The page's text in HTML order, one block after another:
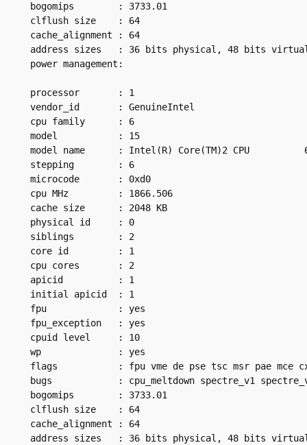
bogomips        : 3733.01
clflush size    : 64
cache_alignment : 64
address sizes   : 36 bits physical, 48 bits
power management:
processor       : 1
vendor_id       : GenuineIntel
cpu family      : 6
model           : 15
model name      : Intel(R) Core(TM)2 CPU
stepping        : 6
microcode       : 0xd0
cpu MHz         : 1866.506
cache size      : 2048 KB
physical id     : 0
siblings        : 2
core id         : 1
cpu cores       : 2
apicid          : 1
initial apicid  : 1
fpu             : yes
fpu_exception   : yes
cpuid level     : 10
wp              : yes
flags           : fpu vme de pse tsc msr pae mce cx8
bugs            : cpu_meltdown spectre_v1
bogomips        : 3733.01
clflush size    : 64
cache_alignment : 64
address sizes   : 36 bits physical, 48 bits